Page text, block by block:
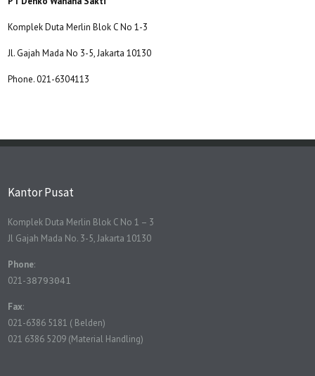
Komplek Duta Merlin Blok C No 1-3
Jl. Gajah Mada No 3-5, Jakarta 10130
Phone. 021-6304113
Kantor Pusat
Komplek Duta Merlin Blok C No 1 – 3
Jl Gajah Mada No. 3-5, Jakarta 10130
Phone:
021-38793041
Fax:
021-6386 5181 ( Belden)
021 6386 5209 (Material Handling)